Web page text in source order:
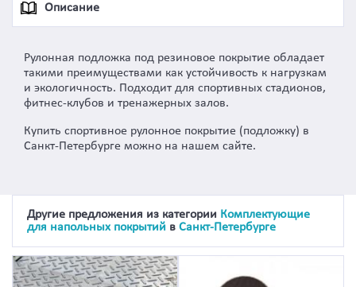
Описание
Рулонная подложка под резиновое покрытие обладает
такими преимуществами как устойчивость к нагрузкам
и экологичность. Подходит для спортивных стадионов,
фитнес-клубов и тренажерных залов.
Купить спортивное рулонное покрытие (подложку) в
Санкт-Петербурге можно на нашем сайте.
Другие предложения из категории Комплектующие
для напольных покрытий в Санкт-Петербурге